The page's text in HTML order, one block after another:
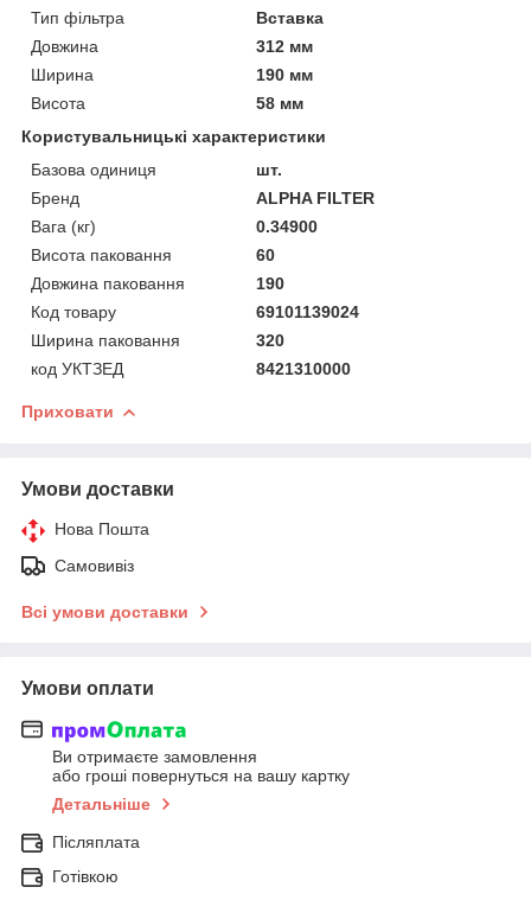
Тип фільтра
Вставка
Довжина
312 мм
Ширина
190 мм
Висота
58 мм
Користувальницькі характеристики
Базова одиниця
шт.
Бренд
ALPHA FILTER
Вага (кг)
0.34900
Висота паковання
60
Довжина паковання
190
Код товару
69101139024
Ширина паковання
320
код УКТЗЕД
8421310000
Приховати
Умови доставки
Нова Пошта
Самовивіз
Всі умови доставки
Умови оплати
Ви отримаєте замовлення
або гроші повернуться на вашу картку
Детальніше
Післяплата
Готівкою